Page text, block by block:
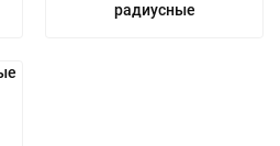
радиусные